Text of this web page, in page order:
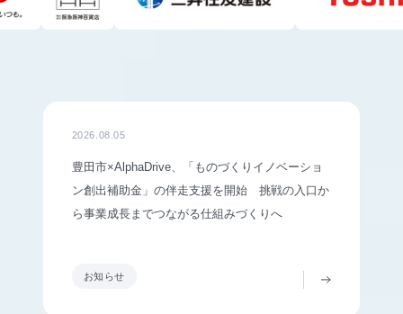
2026.08.05
お知らせ
豊田市×AlphaDrive、「ものづくりイノベーショ
ン創出補助金」の伴走支援を開始 挑戦の入口か
ら事業成長までつながる仕組みづくりへ